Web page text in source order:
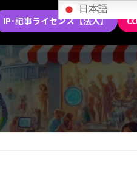
IP･記事ライセンス【法人】
日本語